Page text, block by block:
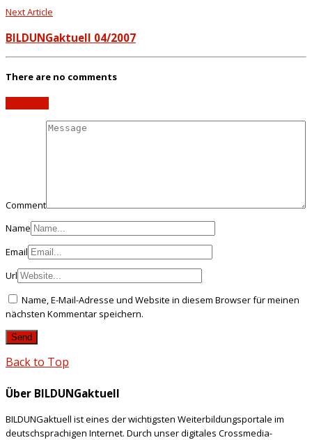
Next Article
BILDUNGaktuell 04/2007
There are no comments
Comment
Name
Email
Url
Name, E-Mail-Adresse und Website in diesem Browser für meinen
nächsten Kommentar speichern.
Back to Top
Über BILDUNGaktuell
BILDUNGaktuell ist eines der wichtigsten Weiterbildungsportale im
deutschsprachigen Internet. Durch unser digitales Crossmedia-